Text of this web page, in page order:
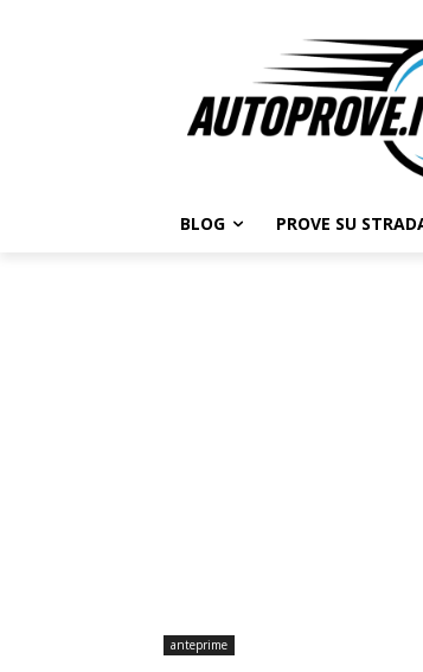
BLOG PROVE SU
anteprime